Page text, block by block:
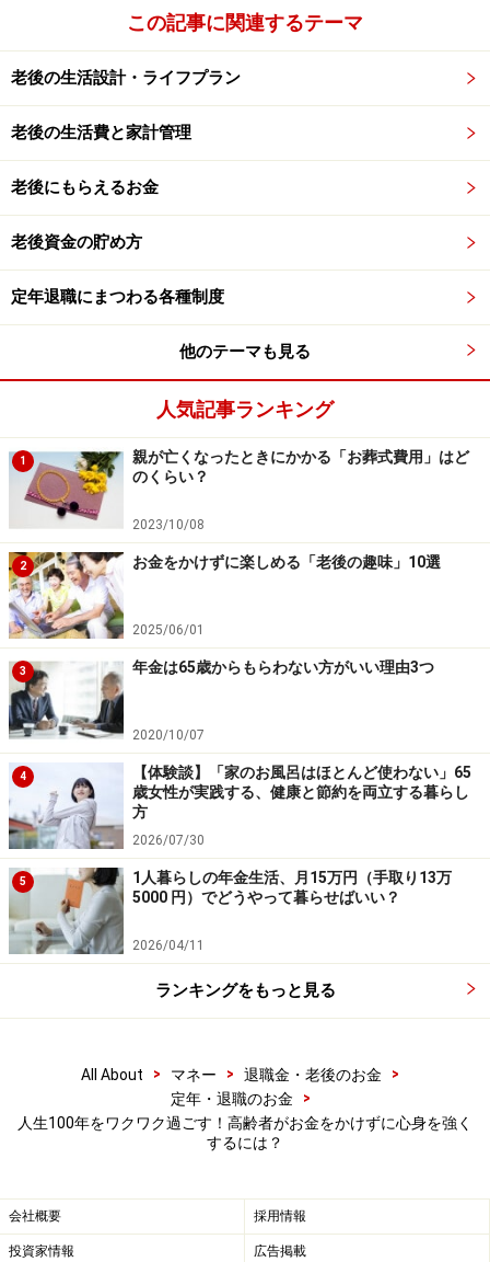
公益財団法人長寿科学振興財団 健康長寿ネットは
ラジオ体操第1（NHK）YouTubeは
コロナ禍で目立ったのが散歩やウォーキングを楽しんで
いる人たちです。どちらも体脂肪燃焼や体質改善、生活
ら歩くこと」、ウォーキングは「健康増進や運動のため
に歩くこと」とあります。いずれであっても目標歩数
は、寿命延長や健康維持に関する次の2つの研究結果か
ら、5000～8000歩と考えていいようです。これは、掃除
や家事、買い物など日常生活の歩数も含みます。
（１）「毎日の歩数と死亡との量反応関係を解明」（早
稲田大スポーツ科学学術院の渡辺助教授や京都先端科学
大学の木村客員研究員らとの共同研究）：
高齢者全体の長寿効果は、一日5000歩から7000歩で頭打
ちになる。1日当たりの歩数が5000歩未満の高齢者は
1000歩増やすことで死亡リスクが23%低下し、フレイル
の高齢者は5000歩を超えると死亡リスクが減少する。
＊高齢者の寿命延長に必要な歩数は？
（２）中之条研究（東京都健康長寿医療センター研究
所）：
健康状態を良好に保つためには、歩数が平均して1日
8000歩程度で、そのうち速歩き（中強度の活動）が平均
東京都 健康長寿医療センター「研究所NEWS No,265
で、ウォーミングアップ（＊）とクールダウン(＊）を必
ず行いましょう。また、小牧市の「歩く知恵袋 （「歩
この記事に関連するテーマ
老後の生活設計・ライフプラン
老後の生活費と家計管理
老後にもらえるお金
老後資金の貯め方
定年退職にまつわる各種制度
他のテーマも見る
人気記事ランキング
1
親が亡くなったときにかかる「お葬式費用」はど
のくらい？
2023/10/08
2 お金をかけずに楽しめる「老後の趣味」10選
2025/06/01
3 年金は65歳からもらわない方がいい理由3つ
2020/10/07
4
【体験談】「家のお風呂はほとんど使わない」65
歳女性が実践する、健康と節約を両立する暮らし
方
2026/07/30
5
1人暮らしの年金生活、月15万円（手取り13万
5000 円）でどうやって暮らせばいい？
2026/04/11
ランキングをもっと見る
All About > マネー > 退職金・老後のお金
>
定年・退職のお金
>
人生100年をワクワク過ごす！高齢者がお金をかけずに心身を強く
するには？
会社概要 採用情報
投資家情報 広告掲載